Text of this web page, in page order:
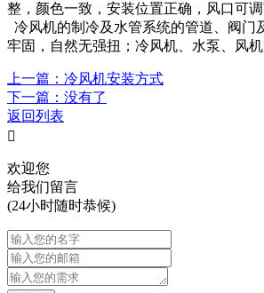
整，颜色一致，安装位置正确，风口可
冷风机的制冷及水管系统的管道、阀门
牢固，自然无强扭；冷风机、水泵、风
上一篇：冷风机安装方式
下一篇：没有了
返回列表

欢迎您
给我们留言
(24小时随时恭候)